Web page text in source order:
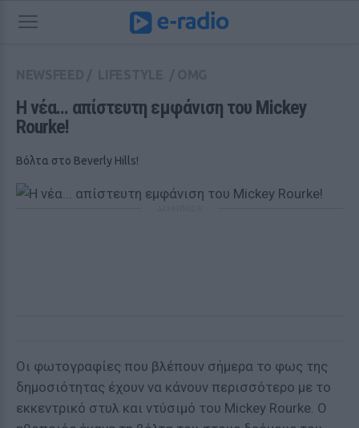
Η νέα... απίστευτη εμφάνιση του Mickey
Rourke!
Βόλτα στο Beverly Hills!
Οι φωτογραφίες που βλέπουν σήμερα το φως της
δημοσιότητας έχουν να κάνουν περισσότερο με το
εκκεντρικό στυλ και ντύσιμό του Mickey Rourke. Ο